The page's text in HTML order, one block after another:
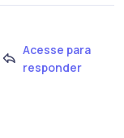
Acesse para
responder